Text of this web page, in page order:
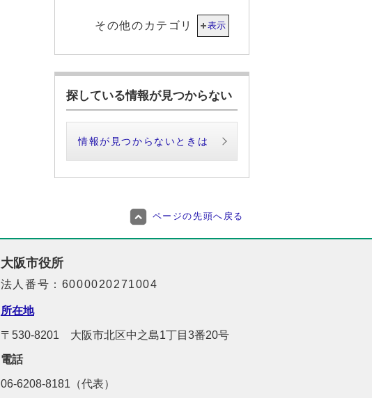
その他のカテゴリ 表示
探している情報が見つからない
情報が見つからないときは
ページの先頭へ戻る
大阪市役所
法人番号：6000020271004
所在地
〒530-8201 大阪市北区中之島1丁目3番20号
電話
06-6208-8181（代表）